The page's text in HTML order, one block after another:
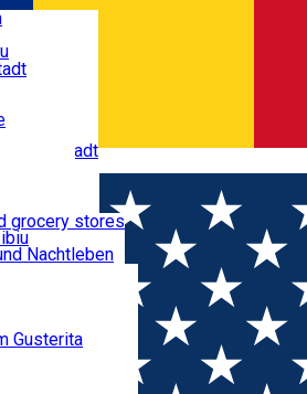
Sibiu?
von Sibiu
grocery stores
Nachtleben
Gusterita